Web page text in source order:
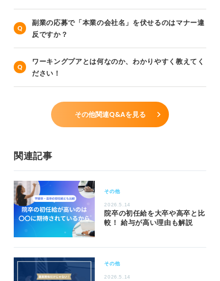
副業の応募で「本業の会社名」を伏せるのはマナー違
反ですか？
ワーキングプアとは何なのか、わかりやすく教えてく
ださい！
その他関連Q&Aを見る
関連記事
その他
2026.5.14
院卒の初任給を大卒や高卒と比
較！ 給与が高い理由も解説
その他
2026.5.14